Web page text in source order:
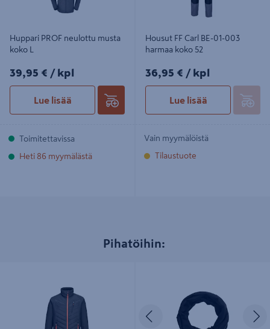
Huppari PROF neulottu musta
koko L
39,95€/kpl
39,95 € / kpl
Lue lisää
Toimitettavissa
Heti 86 myymälästä
Housut FF Carl BE-01-003
harmaa koko 52
36,95€/kpl
36,95 € / kpl
Lue lisää
Vain myymälöistä
Tilaustuote
Pihatöihin:
Edellinen